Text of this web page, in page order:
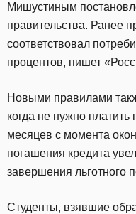
Мишустиным
правительства. Ранее
соответствовал
процентов, пишет
Новыми правилами
когда не нужно
месяцев с момента
погашения кредита
завершения льготного
Студенты, взявшие